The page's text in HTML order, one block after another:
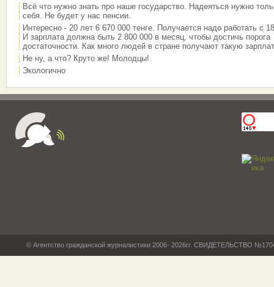
Всё что нужно знать про наше государство. Надеяться нужно
себя. Не будет у нас пенсии.
Интересно - 20 лет 6 670 000 тенге. Получается надо работать с
И зарплата должна быть 2 800 000 в месяц, чтобы достичь порога
достаточности. Как много людей в стране получают такую
Не ну, а что? Круто же! Молодцы!
Экологично
© Агентство гражданской журналистики 2006- 2026гг. СВИДЕТЕЛЬСТВО